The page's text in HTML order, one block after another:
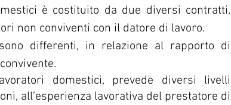
è costituito da due diversi contratti,
non conviventi con il datore di lavoro.
differenti, in relazione al rapporto di
domestici, prevede diversi livelli
all’esperienza lavorativa del prestatore di